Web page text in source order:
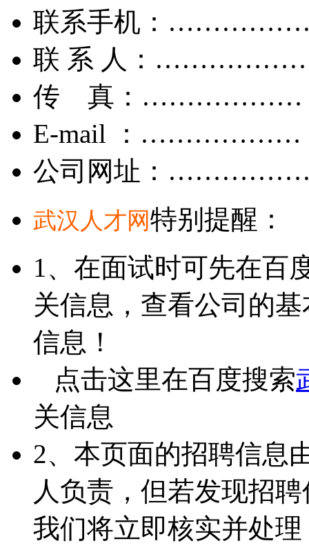
联系手机：
联 系 人：
传 真：………………
E-mail ：………………
公司网址：
武汉人才网特别提醒：
1、在面试时可先在百
关信息，查看公司的
信息！
点击这里在百度搜索
关信息
2、本页面的招聘信息
人负责，但若发现招
我们将立即核实并处理